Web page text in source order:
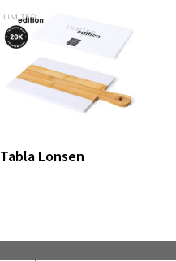
Tabla Lonsen